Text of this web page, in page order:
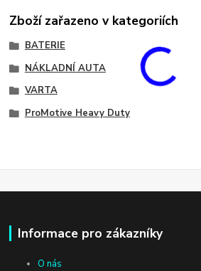
Zboží zařazeno v kategoriích
BATERIE
NÁKLADNÍ AUTA
VARTA
ProMotive Heavy Duty
Informace pro zákazníky
O nás